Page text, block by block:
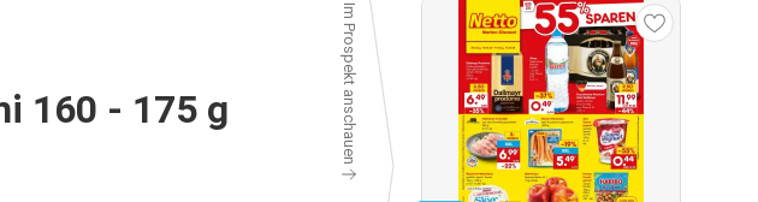
160 - 175 g Im Prospekt anschauen